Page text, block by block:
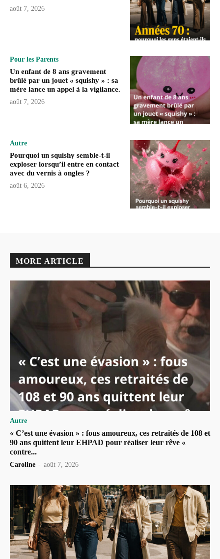
août 7, 2026
Pour les Parents
Un enfant de 8 ans gravement
brûlé par un jouet « squishy » : sa
mère lance un appel à la vigilance.
août 7, 2026
Autre
Pourquoi un squishy semble-t-il
exploser lorsqu’il entre en contact
avec du vernis à ongles ?
août 6, 2026
MORE ARTICLE
Autre
« C’est une évasion » : fous amoureux, ces retraités de 108 et
90 ans quittent leur EHPAD pour réaliser leur rêve «
contre...
Caroline - août 7, 2026